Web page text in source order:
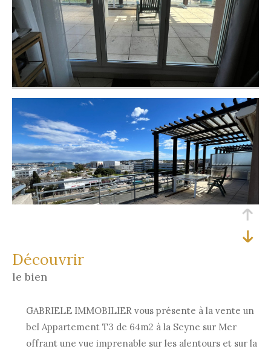
découvrir
le bien
GABRIELE IMMOBILIER vous présente à la vente un
bel Appartement T3 de 64m2 à la Seyne sur Mer
offrant une vue imprenable sur les alentours et sur la